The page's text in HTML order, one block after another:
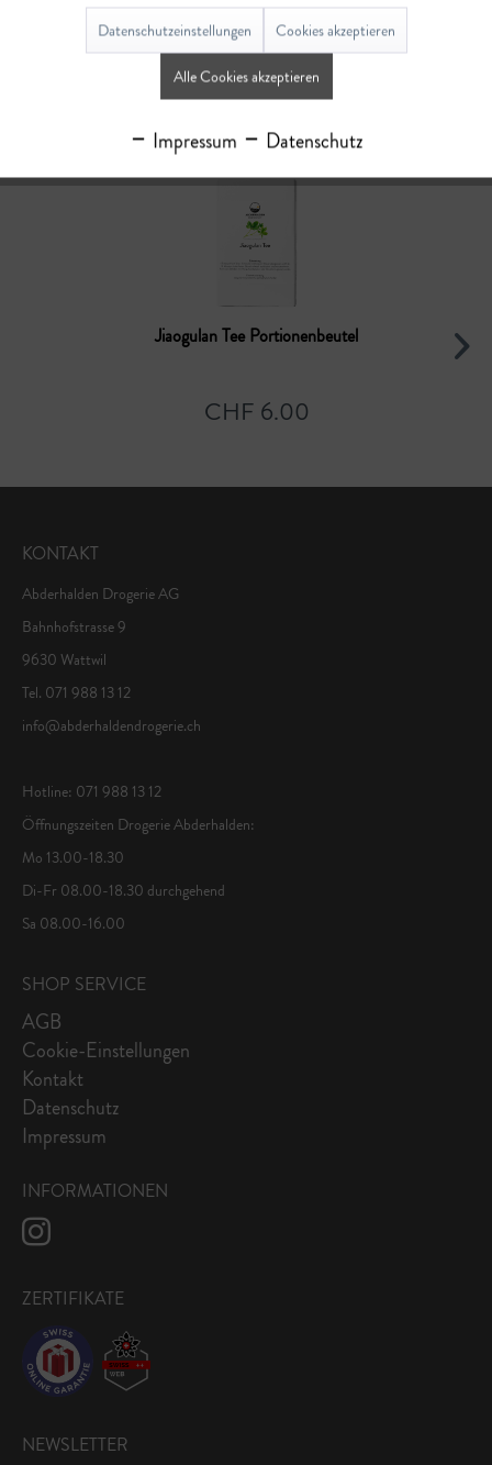
Bewertungen lesen, schreiben und diskutieren...
Jiaogulan Tee Portionenbeutel
CHF 6.00
KONTAKT
Abderhalden Drogerie AG
Bahnhofstrasse 9
9630 Wattwil
Tel. 071 988 13 12
info@abderhaldendrogerie.ch
Hotline: 071 988 13 12
Öffnungszeiten Drogerie Abderhalden:
Mo 13.00-18.30
Di-Fr 08.00-18.30 durchgehend
Sa 08.00-16.00
SHOP SERVICE
AGB
Cookie-Einstellungen
Kontakt
Datenschutz
Impressum
INFORMATIONEN
ZERTIFIKATE
NEWSLETTER
Datenschutzeinstellungen Cookies akzeptieren
Alle Cookies akzeptieren
Impressum Datenschutz